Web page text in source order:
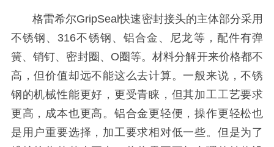
格雷希尔GripSeal快速密封接头的主体部分采用
不锈钢、316不锈钢、铝合金、尼龙等，配件有弹
簧、销钉、密封圈、O圈等。材料分解开来价格都不
高，但价值却远不能这么去计算。一般来说，不锈
钢的机械性能更好，更受青睐，但其加工工艺要求
更高，成本也更高。铝合金更轻便，操作更轻松也
是用户重要选择，加工要求相对低一些。但是为了